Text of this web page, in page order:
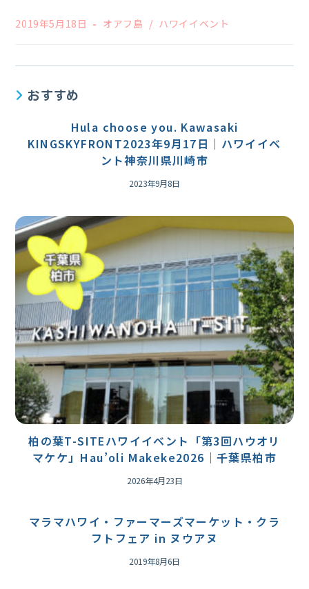
投
2019年5月18日
投
オアフ島 / ハワイイベント
おすすめ
Hula choose you. Kawasaki
KINGSKYFRONT2023年9月17日｜ハワイイベ
ント神奈川県川崎市
2023年9月8日
柏の葉T-SITEハワイイベント「第3回ハウオリ
マケケ」Hau’oli Makeke2026｜千葉県柏市
2026年4月23日
マラマハワイ・ファーマーズマーケット・クラ
フトフェア in ヌウアヌ
2019年8月6日